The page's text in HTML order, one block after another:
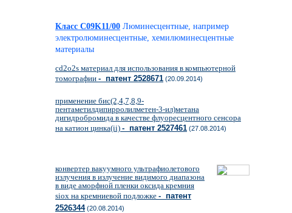
Класс C09K11/00 Люминесцентные, например
электролюминесцентные, хемилюминесцентные
материалы
cd2o2s материал для использования в компьютерной
томографии - патент 2528671 (20.09.2014)
применение бис(2,4,7,8,9-
пентаметилдипирролилметен-3-ил)метана
дигидробромида в качестве флуоресцентного сенсора
на катион цинка(ii) - патент 2527461 (27.08.2014)
конвертер вакуумного ультрафиолетового
излучения в излучение видимого диапазона
в виде аморфной пленки оксида кремния
siox на кремниевой подложке - патент
2526344(20.08.2014)